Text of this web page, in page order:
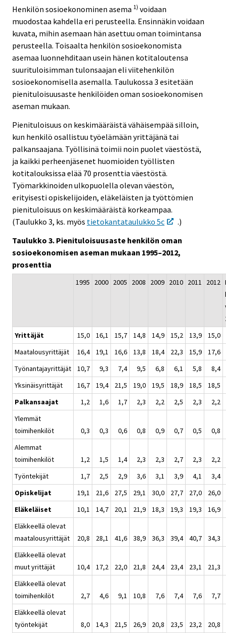
Henkilön sosioekonominen asema 1) voidaan
muodostaa kahdella eri perusteella. Ensinnäkin voidaan
kuvata, mihin asemaan hän asettuu oman toimintansa
perusteella. Toisaalta henkilön sosioekonomista
asemaa luonnehditaan usein hänen kotitaloutensa
suurituloisimman tulonsaajan eli viitehenkilön
sosioekonomisella asemalla. Taulukossa 3 esitetään
pienituloisuusaste henkilöiden oman sosioekonomisen
aseman mukaan.
Pienituloisuus on keskimääräistä vähäisempää silloin,
kun henkilö osallistuu työelämään yrittäjänä tai
palkansaajana. Työllisinä toimii noin puolet väestöstä,
ja kaikki perheenjäsenet huomioiden työllisten
kotitalouksissa elää 70 prosenttia väestöstä.
Työmarkkinoiden ulkopuolella olevan väestön,
erityisesti opiskelijoiden, eläkeläisten ja työttömien
pienituloisuus on keskimääräistä korkeampaa.
(Taulukko 3, ks. myös tietokantataulukko 5c
.)
Taulukko 3. Pienituloisuusaste henkilön oman
sosioekonomisen aseman mukaan 1995–2012,
prosenttia
1995 2000 2005 2008 2009 2010 2011 2012
Yrittäjät
15,0 16,1 15,7 14,8 14,9 15,2 13,9
15,0
Maatalousyrittäjät
16,4 19,1 16,6 13,8 18,4 22,3 15,9
17,6
Työnantajayrittäjät
10,7 9,3 7,4 9,5 6,8 6,1 5,8
8,4
Yksinäisyrittäjät
16,7 19,4 21,5 19,0 19,5 18,9 18,5
18,5
Palkansaajat
1,2 1,6 1,7 2,3 2,2 2,5 2,3
2,2
Ylemmät
toimihenkilöt
0,3 0,3 0,6 0,8 0,9 0,7 0,5
0,8
Alemmat
toimihenkilöt
1,2 1,5 1,4 2,3 2,3 2,7 2,3
2,2
Työntekijät
1,7 2,5 2,9 3,6 3,1 3,9 4,1
3,4
Opiskelijat
19,1 21,6 27,5 29,1 30,0 27,7 27,0
26,0
Eläkeläiset
10,1 14,7 20,1 21,9 18,3 19,3 19,3
16,9
Eläkkeellä olevat
maatalousyrittäjät
20,8 28,1 41,6 38,9 36,3 39,4 40,7
34,3
Eläkkeellä olevat
muut yrittäjät
10,4 17,2 22,0 21,8 24,4 23,4 23,1
21,3
Eläkkeellä olevat
toimihenkilöt
2,7 4,6 9,1 10,8 7,6 7,4 7,6
7,7
Eläkkeellä olevat
työntekijät
8,0 14,3 21,5 26,9 20,8 23,5 23,2
20,8